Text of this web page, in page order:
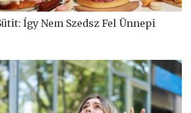
Így Nem Szedsz Fel Ünnepi